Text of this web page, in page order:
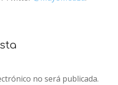
no será publicada.